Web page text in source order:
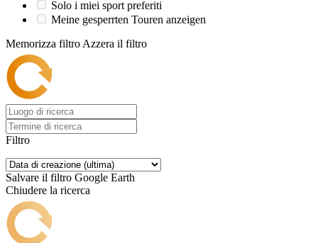
Solo i miei sport preferiti
Meine gesperrten Touren anzeigen
Memorizza filtro Azzera il filtro
Filtro
Salvare il filtro Google Earth
Chiudere la ricerca